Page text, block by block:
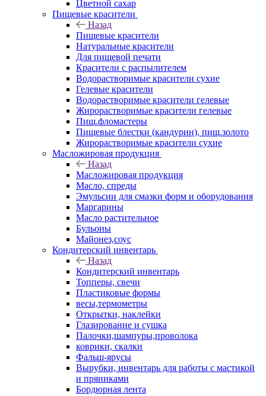
Цветной сахар
Пищевые красители
Назад
Пищевые красители
Натуральные красители
Для пищевой печати
Красители с распылителем
Водорастворимые красители сухие
Гелевые красители
Водорастворимые красители гелевые
Жирорастворимые красители гелевые
Пищ.фломастеры
Пищевые блестки (кандурин), пищ.золото
Жирорастворимые красители сухие
Масложировая продукция
Назад
Масложировая продукция
Масло, спреды
Эмульсии для смазки форм и оборудования
Маргарины
Масло растительное
Бульоны
Майонез,соус
Кондитерский инвентарь
Назад
Кондитерский инвентарь
Топперы, свечи
Пластиковые формы
весы,термометры
Открытки, наклейки
Глазирование и сушка
Палочки,шампуры,проволока
коврики, скалки
Фальш-ярусы
Вырубки, инвентарь для работы с мастикой
и пряниками
Бордюрная лента